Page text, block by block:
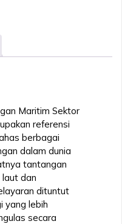
Maritim Sektor
referensi
berbagai
dalam dunia
tantangan
dan
dituntut
yang lebih
secara